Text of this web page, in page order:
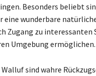
Besonders beliebt
eine wunderbare
Zugang zu interessanten
Umgebung ermöglichen.
Walluf sind wahre